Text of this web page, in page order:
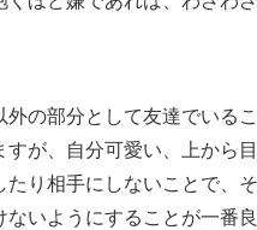
外の部分として友達でいる
すが、自分可愛い、上から
たり相手にしないことで、
ないようにすることが一番